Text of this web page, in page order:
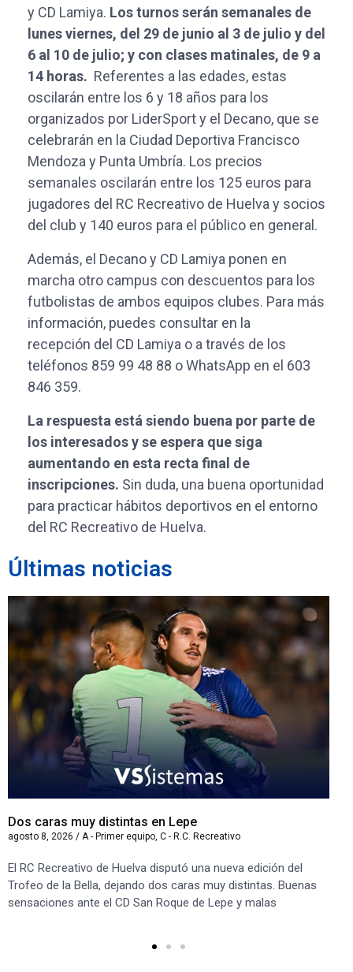
y CD Lamiya. Los turnos serán semanales de
lunes viernes, del 29 de junio al 3 de julio y del
6 al 10 de julio; y con clases matinales, de 9 a
14 horas. Referentes a las edades, estas
oscilarán entre los 6 y 18 años para los
organizados por LiderSport y el Decano, que se
celebrarán en la Ciudad Deportiva Francisco
Mendoza y Punta Umbría. Los precios
semanales oscilarán entre los 125 euros para
jugadores del RC Recreativo de Huelva y socios
del club y 140 euros para el público en general.
Además, el Decano y CD Lamiya ponen en
marcha otro campus con descuentos para los
futbolistas de ambos equipos clubes. Para más
información, puedes consultar en la
recepción del CD Lamiya o a través de los
teléfonos 859 99 48 88 o WhatsApp en el 603
846 359.
La respuesta está siendo buena por parte de
los interesados y se espera que siga
aumentando en esta recta final de
inscripciones. Sin duda, una buena oportunidad
para practicar hábitos deportivos en el entorno
del RC Recreativo de Huelva.
Últimas noticias
Dos caras muy distintas en Lepe
agosto 8, 2026 / A - Primer equipo C - R.C. Recreativo
El RC Recreativo de Huelva disputó una nueva edición del
Trofeo de la Bella, dejando dos caras muy distintas. Buenas
sensaciones ante el CD San Roque de Lepe y malas